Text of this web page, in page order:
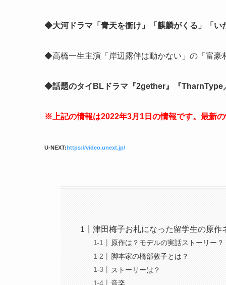
◆大河ドラマ「青天を衝け」「麒麟がくる」「
◆高橋一生主演「岸辺露伴は動かない」の「富豪
◆話題のタイBLドラマ『2gether』『TharnType
※上記の情報は2022年3月1日の情報です。最新の
U-NEXT:https://video.unext.jp/
津田梅子お札になった留学生の原作
原作は？モデルの実話ストーリー？
脚本家の橋部敦子とは？
ストーリーは？
音楽